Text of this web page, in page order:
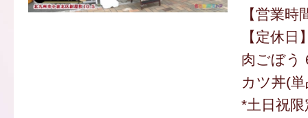
【営業
【定休日
肉ごぼう
カツ丼(
*土日祝